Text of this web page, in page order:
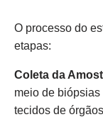
O processo do
etapas:
Coleta da
meio de
tecidos de